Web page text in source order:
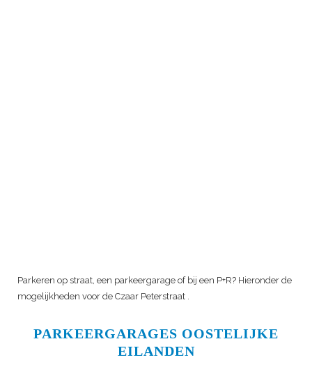
Parkeren op straat, een parkeergarage of bij een P+R? Hieronder de
mogelijkheden voor de Czaar Peterstraat .
PARKEERGARAGES OOSTELIJKE
EILANDEN